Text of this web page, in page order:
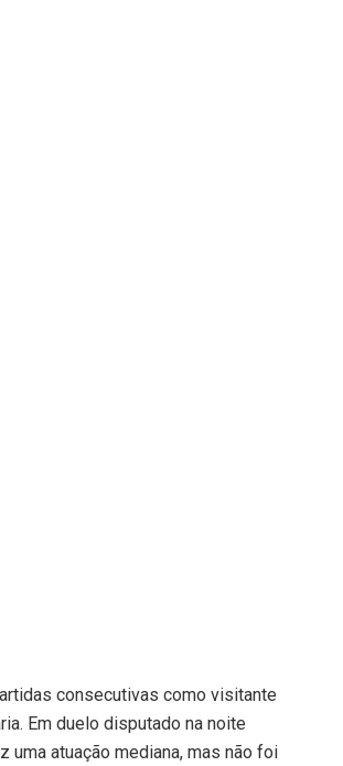
consecutivas como visitante
Em duelo disputado na noite
atuação mediana, mas não foi